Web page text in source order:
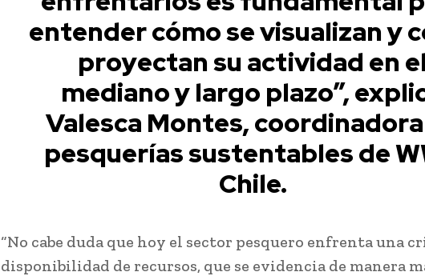
entender cómo se visualizan y
proyectan su actividad en el
mediano y largo plazo”,
Valesca Montes,
pesquerías sustentables de
Chile.
“No cabe duda que hoy el sector pesquero enfrenta una
disponibilidad de recursos, que se evidencia de manera